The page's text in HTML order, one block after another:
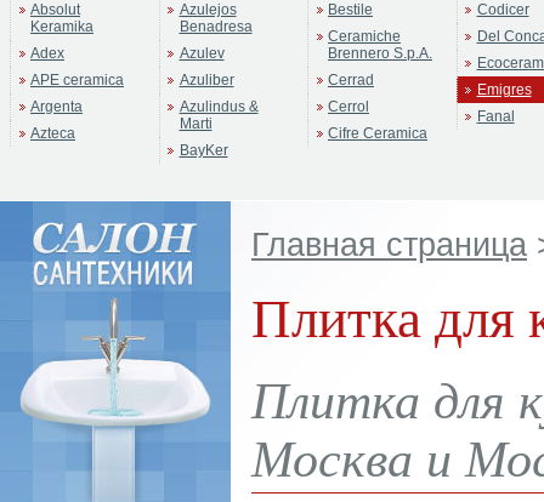
Absolut
Keramika
Adex
APE ceramica
Argenta
Azteca
Azulejos
Benadresa
Azulev
Azuliber
Azulindus &
Marti
BayKer
Bestile
Ceramiche
Brennero S.p.A.
Cerrad
Cerrol
Cifre Ceramica
Codicer
Del
Emigres
Fanal
Главная страница
Плитка для
Плитка для
Москва и